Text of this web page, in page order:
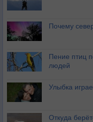
Почему
Пение птиц
людей
Улыбка
Откуда